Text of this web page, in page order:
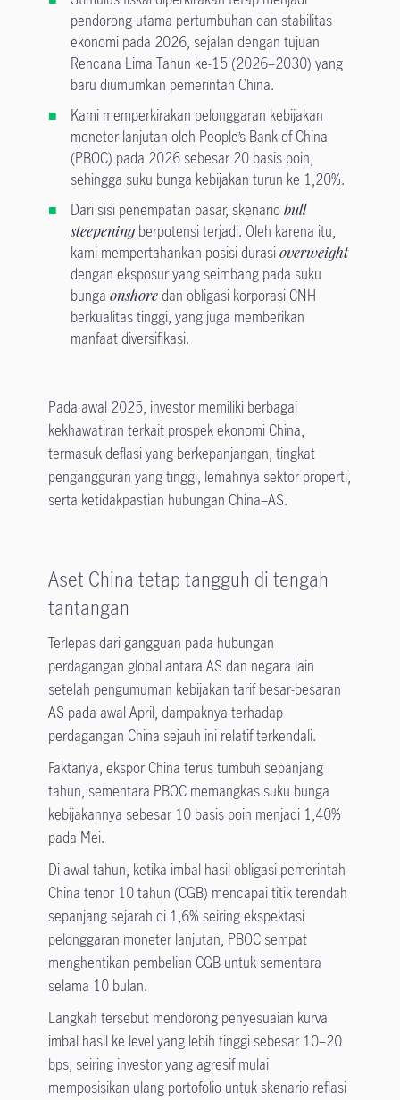
pendorong utama pertumbuhan dan stabilitas
ekonomi pada 2026, sejalan dengan tujuan
Rencana Lima Tahun ke-15 (2026–2030) yang
baru diumumkan pemerintah China.
Kami memperkirakan pelonggaran kebijakan
moneter lanjutan oleh People’s Bank of China
(PBOC) pada 2026 sebesar 20 basis poin,
sehingga suku bunga kebijakan turun ke 1,20%.
Dari sisi penempatan pasar, skenariobull
steepeningberpotensi terjadi. Oleh karena itu,
kami mempertahankan posisi durasioverweight
dengan eksposur yang seimbang pada suku
bunga onshoredan obligasi korporasi CNH
berkualitas tinggi, yang juga memberikan
manfaat diversifikasi.
Pada awal 2025, investor memiliki berbagai
kekhawatiran terkait prospek ekonomi China,
termasuk deflasi yang berkepanjangan, tingkat
pengangguran yang tinggi, lemahnya sektor properti,
serta ketidakpastian hubungan China–AS.
Aset China tetap tangguh di tengah
tantangan
Terlepas dari gangguan pada hubungan
perdagangan global antara AS dan negara lain
setelah pengumuman kebijakan tarif besar-besaran
AS pada awal April, dampaknya terhadap
perdagangan China sejauh ini relatif terkendali.
Faktanya, ekspor China terus tumbuh sepanjang
tahun, sementara PBOC memangkas suku bunga
kebijakannya sebesar 10 basis poin menjadi 1,40%
pada Mei.
Di awal tahun, ketika imbal hasil obligasi pemerintah
China tenor 10 tahun (CGB) mencapai titik terendah
sepanjang sejarah di 1,6% seiring ekspektasi
pelonggaran moneter lanjutan, PBOC sempat
menghentikan pembelian CGB untuk sementara
selama 10 bulan.
Langkah tersebut mendorong penyesuaian kurva
imbal hasil ke level yang lebih tinggi sebesar 10–20
bps, seiring investor yang agresif mulai
memposisikan ulang portofolio untuk skenario reflasi